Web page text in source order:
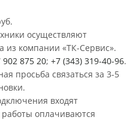
осуществляют
из компании «ТК-Сервис».
902 875 20; +7 (343) 319-40-96.
просьба связаться за 3-5
входят
оплачиваются